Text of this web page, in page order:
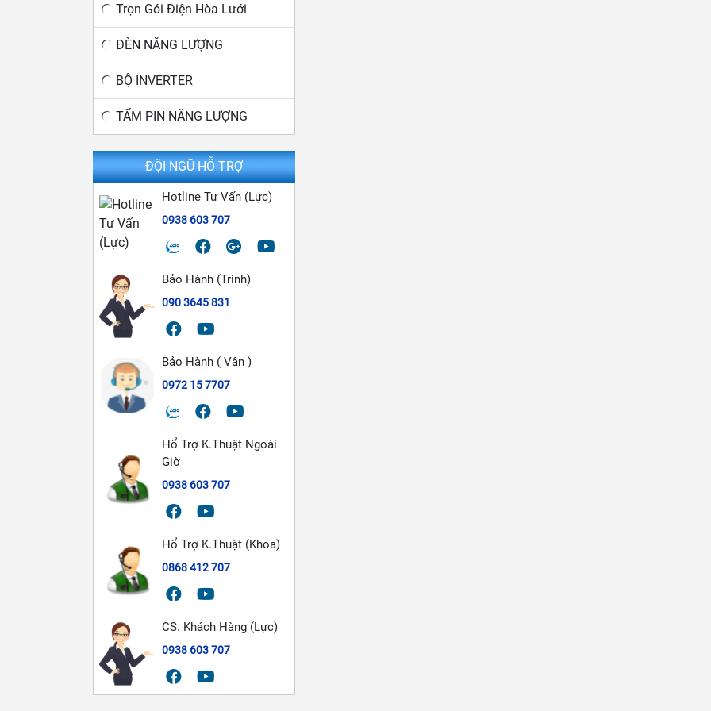
Trọn Gói Điện Hòa Lưới
ĐÈN NĂNG LƯỢNG
BỘ INVERTER
TẤM PIN NĂNG LƯỢNG
ĐỘI NGŨ HỖ TRỢ
Hotline Tư Vấn (Lực)
0938 603 707
Bảo Hành (Trinh)
090 3645 831
Bảo Hành ( Vân )
0972 15 7707
Hổ Trợ K.Thuật Ngoài
Giờ
0938 603 707
Hổ Trợ K.Thuật (Khoa)
0868 412 707
CS. Khách Hàng (Lực)
0938 603 707